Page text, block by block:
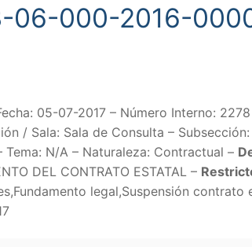
06-000-2016-
05-07-2017 – Número Interno:
/ Sala: Sala de Consulta –
N/A – Naturaleza: Contractual –
DEL CONTRATO ESTATAL –
legal,Suspensión contrato